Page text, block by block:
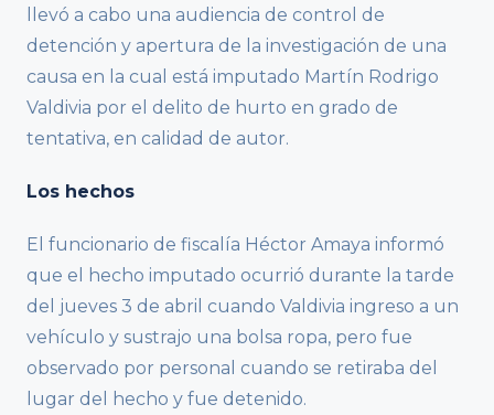
llevó a cabo una audiencia de control de
detención y apertura de la investigación de una
causa en la cual está imputado Martín Rodrigo
Valdivia por el delito de hurto en grado de
tentativa, en calidad de autor.
Los hechos
El funcionario de fiscalía Héctor Amaya informó
que el hecho imputado ocurrió durante la tarde
del jueves 3 de abril cuando Valdivia ingreso a un
vehículo y sustrajo una bolsa ropa, pero fue
observado por personal cuando se retiraba del
lugar del hecho y fue detenido.